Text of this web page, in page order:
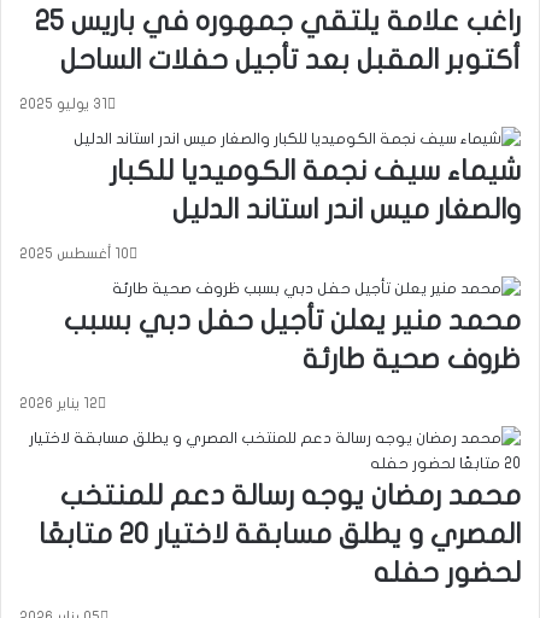
راغب علامة يلتقي جمهوره في باريس 25
أكتوبر المقبل بعد تأجيل حفلات الساحل
31 يوليو 2025
شيماء سيف نجمة الكوميديا للكبار
والصغار ميس اندر استاند الدليل
10 أغسطس 2025
محمد منير يعلن تأجيل حفل دبي بسبب
ظروف صحية طارئة
12 يناير 2026
محمد رمضان يوجه رسالة دعم للمنتخب
المصري و يطلق مسابقة لاختيار 20 متابعًا
لحضور حفله